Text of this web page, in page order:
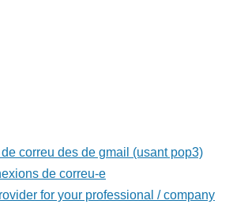
correu des de gmail (usant pop3)
de correu-e
for your professional / company